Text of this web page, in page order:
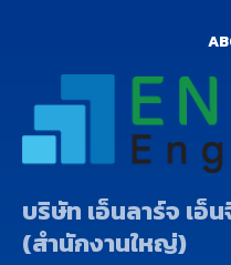
บริษัท เอ็นลาร์จ เอ็
(สำนักงานใหญ่)